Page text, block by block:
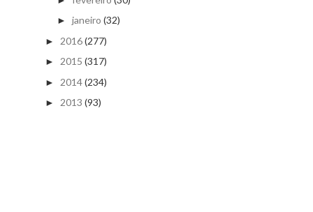
► janeiro (32)
► 2016(277)
► 2015 (317)
► 2014(234)
► 2013 (93)